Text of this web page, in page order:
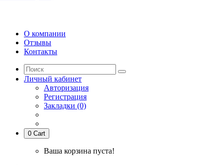
О компании
Отзывы
Контакты
Личный кабинет
Авторизация
Регистрация
Закладки (0)
0 Cart
Ваша корзина пуста!